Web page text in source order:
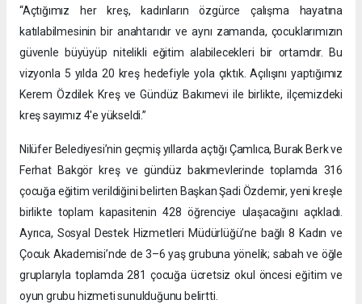
“Açtığımız her kreş, kadınların özgürce çalışma hayatına
katılabilmesinin bir anahtarıdır ve aynı zamanda, çocuklarımızın
güvenle büyüyüp nitelikli eğitim alabilecekleri bir ortamdır. Bu
vizyonla 5 yılda 20 kreş hedefiyle yola çıktık. Açılışını yaptığımız
Kerem Özdilek Kreş ve Gündüz Bakımevi ile birlikte, ilçemizdeki
kreş sayımız 4'e yükseldi.”
Nilüfer Belediyesi’nin geçmiş yıllarda açtığı Çamlıca, Burak Berk ve
Ferhat Bakgör kreş ve gündüz bakımevlerinde toplamda 316
çocuğa eğitim verildiğini belirten Başkan Şadi Özdemir, yeni kreşle
birlikte toplam kapasitenin 428 öğrenciye ulaşacağını açıkladı.
Ayrıca, Sosyal Destek Hizmetleri Müdürlüğü’ne bağlı 8 Kadın ve
Çocuk Akademisi’nde de 3–6 yaş grubuna yönelik; sabah ve öğle
gruplarıyla toplamda 281 çocuğa ücretsiz okul öncesi eğitim ve
oyun grubu hizmeti sunulduğunu belirtti.